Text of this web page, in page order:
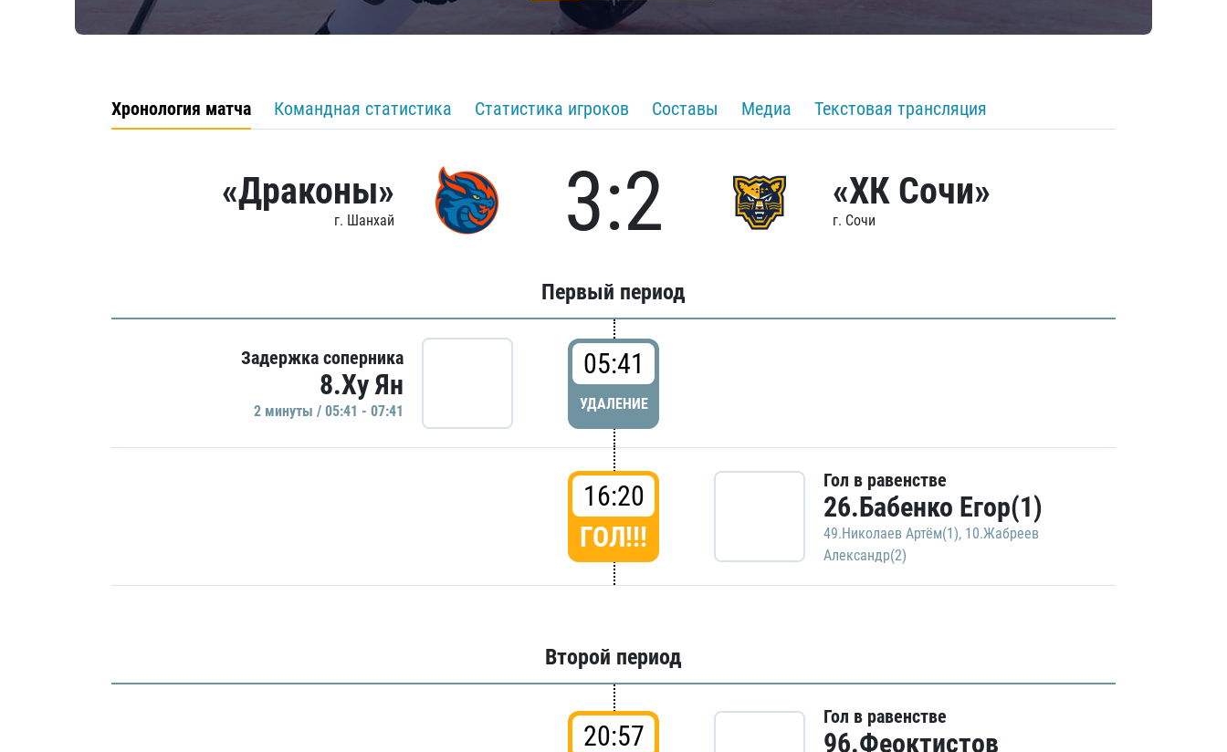
Хронология матча Командная статистика Статистика игроков Составы Медиа Текстовая трансляция
«Драконы»
г. Шанхай 3:2 «ХК Сочи»
г. Сочи
Первый период
Задержка соперника
8.Ху Ян
2 минуты / 05:41 - 07:41
05:41
УДАЛЕНИЕ
16:20
ГОЛ!!!
Гол в равенстве
26.Бабенко Егор(1)
49.Николаев Артём(1), 10.Жабреев
Александр(2)
Второй период
20:57
Гол в равенстве
96.Феоктистов